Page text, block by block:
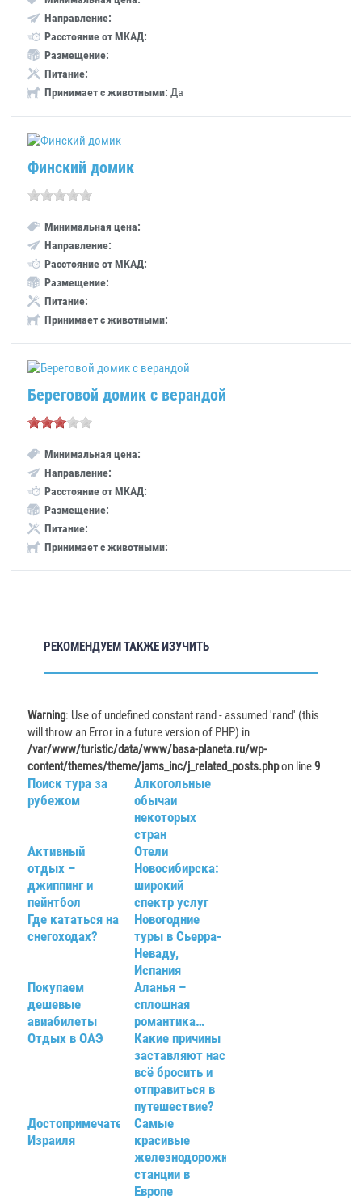
Направление:
Расстояние от МКАД:
Размещение:
Питание:
Принимает с животными: Да
Финский домик
Минимальная цена:
Направление:
Расстояние от МКАД:
Размещение:
Питание:
Принимает с животными:
Береговой домик с верандой
Минимальная цена:
Направление:
Расстояние от МКАД:
Размещение:
Питание:
Принимает с животными:
РЕКОМЕНДУЕМ ТАКЖЕ ИЗУЧИТЬ
Warning: Use of undefined constant rand - assumed 'rand' (this
will throw an Error in a future version of PHP) in
/var/www/turistic/data/www/basa-planeta.ru/wp-
content/themes/theme/jams_inc/j_related_posts.phpon line9
Поиск тура за
рубежом
Алкогольные
обычаи
некоторых
стран
Активный
отдых –
джиппинг и
пейнтбол
Отели
Новосибирска:
широкий
спектр услуг
Где кататься на
снегоходах?
Новогодние
туры в Сьерра-
Неваду,
Испания
Покупаем
дешевые
авиабилеты
Аланья –
сплошная
романтика…
Отдых в ОАЭ
Какие причины
заставляют нас
всё бросить и
отправиться в
путешествие?
Достопримечательности
Израиля
Самые
красивые
железнодорожные
станции в
Европе